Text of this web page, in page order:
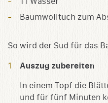
Baumwolltuch zum
So wird der Sud für das
Auszug zubereiten
In einem Topf die
und für fünf Minuten